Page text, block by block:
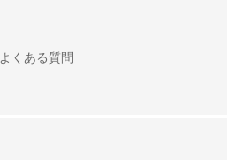
よくある質問